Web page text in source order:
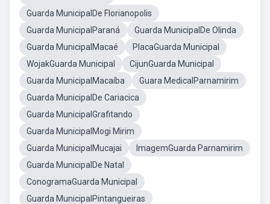
Guarda MunicipalDe Florianopolis
Guarda MunicipalParaná
Guarda MunicipalDe Olinda
Guarda MunicipalMacaé
PlacaGuarda Municipal
WojakGuarda Municipal
CijunGuarda Municipal
Guarda MunicipalMacaíba
Guara MedicalParnamirim
Guarda MunicipalDe Cariacica
Guarda MunicipalGrafitando
Guarda MunicipalMogi Mirim
Guarda MunicipalMucajai
ImagemGuarda Parnamirim
Guarda MunicipalDe Natal
ConogramaGuarda Municipal
Guarda MunicipalPintangueiras